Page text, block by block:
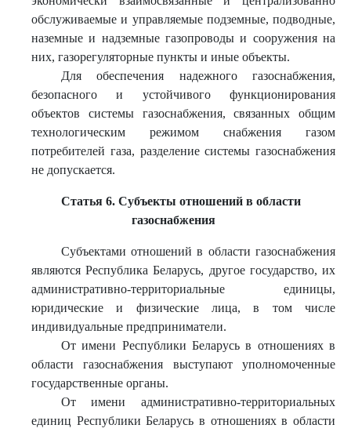
обслуживаемые и управляемые подземные, подводные,
наземные и надземные газопроводы и сооружения на
них, газорегуляторные пункты и иные объекты.
Для обеспечения надежного газоснабжения,
безопасного и устойчивого функционирования
объектов системы газоснабжения, связанных общим
технологическим режимом снабжения газом
потребителей газа, разделение системы газоснабжения
не допускается.
Статья 6. Субъекты отношений в области
газоснабжения
Субъектами отношений в области газоснабжения
являются Республика Беларусь, другое государство, их
административно-территориальные единицы,
юридические и физические лица, в том числе
индивидуальные предприниматели.
От имени Республики Беларусь в отношениях в
области газоснабжения выступают уполномоченные
государственные органы.
От имени административно-территориальных
единиц Республики Беларусь в отношениях в области